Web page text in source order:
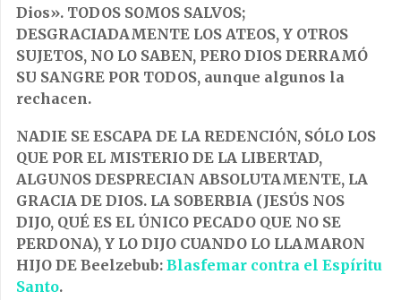
Dios». TODOS SOMOS SALVOS;
DESGRACIADAMENTE LOS ATEOS, Y OTROS
SUJETOS, NO LO SABEN, PERO DIOS DERRAMÓ
SU SANGRE POR TODOS, aunque algunos la
rechacen.
NADIE SE ESCAPA DE LA REDENCIÓN, SÓLO LOS
QUE POR EL MISTERIO DE LA LIBERTAD,
ALGUNOS DESPRECIAN ABSOLUTAMENTE, LA
GRACIA DE DIOS. LA SOBERBIA (JESÚS NOS
DIJO, QUÉ ES EL ÚNICO PECADO QUE NO SE
PERDONA), Y LO DIJO CUANDO LO LLAMARON
HIJO DE Beelzebub: Blasfemar contra el Espíritu
Santo.